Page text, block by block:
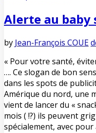
Alerte au baby
by Jean-François COUE
« Pour votre santé,
…. Ce slogan de bon
dans les spots de
Amérique du nord, une
vient de lancer du «
mois ( !?) ils peuvent
spécialement, avec